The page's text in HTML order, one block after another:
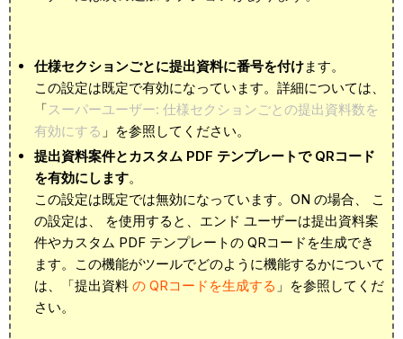
仕様セクションごとに提出資料に番号を付けます。
この設定は既定で有効になっています。詳細については、
「スーパーユーザー: 仕様セクションごとの提出資料数を
有効にする 」を参照してください。
提出資料案件とカスタム PDF テンプレートで QRコード
を有効にします。
この設定は既定では無効になっています。ON の場合、 こ
の設定は、
を使用すると、エンド ユーザーは提出資料案
件やカスタム PDF テンプレートの QRコードを生成でき
ます。この機能がツールでどのように機能するかについて
は、「提出資料の QRコードを生成する 」を参照してくだ
さい。